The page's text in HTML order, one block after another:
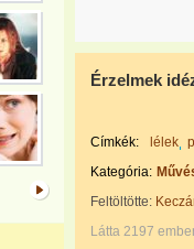
Érzelmek
Címkék: lélek
Kategória:
Feltöltötte:
Látta 2197